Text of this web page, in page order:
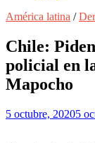
América latina /
Chile:
policial en
Mapocho
5 octubre, 20205